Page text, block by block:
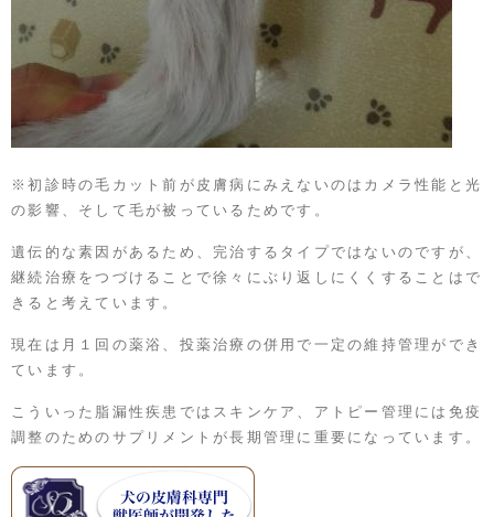
※初診時の毛カット前が皮膚病にみえないのはカメラ性能と光
の影響、そして毛が被っているためです。
遺伝的な素因があるため、完治するタイプではないのですが、
継続治療をつづけることで徐々にぶり返しにくくすることはで
きると考えています。
現在は月１回の薬浴、投薬治療の併用で一定の維持管理ができ
ています。
こういった脂漏性疾患ではスキンケア、アトピー管理には免疫
調整のためのサプリメントが長期管理に重要になっています。